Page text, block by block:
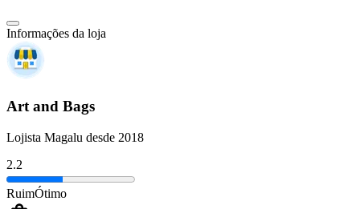
Informações da loja
Art and Bags
Lojista Magalu desde 2018
2.2
RuimÓtimo